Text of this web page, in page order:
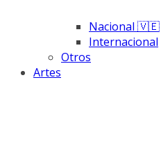
Nacional 🇻🇪
Internacional
Otros
Artes